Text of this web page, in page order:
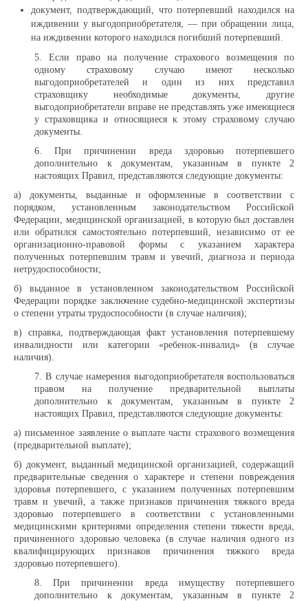
документ, подтверждающий, что потерпевший находился на
иждивении у выгодоприобретателя, — при обращении лица,
на иждивении которого находился погибший потерпевший.
5. Если право на получение страхового возмещения по
одному страховому случаю имеют несколько
выгодоприобретателей и один из них представил
страховщику необходимые документы, другие
выгодоприобретатели вправе не представлять уже имеющиеся
у страховщика и относящиеся к этому страховому случаю
документы.
6. При причинении вреда здоровью потерпевшего
дополнительно к документам, указанным в пункте 2
настоящих Правил, представляются следующие документы:
а) документы, выданные и оформленные в соответствии с
порядком, установленным законодательством Российской
Федерации, медицинской организацией, в которую был доставлен
или обратился самостоятельно потерпевший, независимо от ее
организационно-правовой формы с указанием характера
полученных потерпевшим травм и увечий, диагноза и периода
нетрудоспособности;
б) выданное в установленном законодательством Российской
Федерации порядке заключение судебно-медицинской экспертизы
о степени утраты трудоспособности (в случае наличия);
в) справка, подтверждающая факт установления потерпевшему
инвалидности или категории «ребенок-инвалид» (в случае
наличия).
7. В случае намерения выгодоприобретателя воспользоваться
правом на получение предварительной выплаты
дополнительно к документам, указанным в пункте 2
настоящих Правил, представляются следующие документы:
а) письменное заявление о выплате части страхового возмещения
(предварительной выплате);
б) документ, выданный медицинской организацией, содержащий
предварительные сведения о характере и степени повреждения
здоровья потерпевшего, с указанием полученных потерпевшим
травм и увечий, а также признаков причинения тяжкого вреда
здоровью потерпевшего в соответствии с установленными
медицинскими критериями определения степени тяжести вреда,
причиненного здоровью человека (в случае наличия одного из
квалифицирующих признаков причинения тяжкого вреда
здоровью потерпевшего).
8. При причинении вреда имуществу потерпевшего
дополнительно к документам, указанным в пункте 2